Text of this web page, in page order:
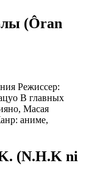
(Ôran
Режиссер:
В главных
Масая
аниме,
(N.H.K ni